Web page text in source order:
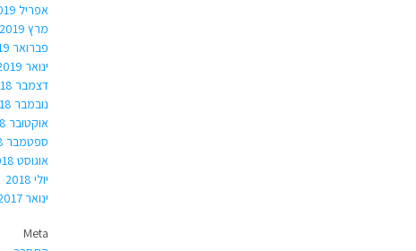
אפריל 2019
מרץ 2019
פברואר 2019
ינואר 2019
דצמבר 2018
נובמבר 2018
אוקטובר 2018
ספטמבר 2018
אוגוסט 2018
יולי 2018
ינואר 2017
Meta